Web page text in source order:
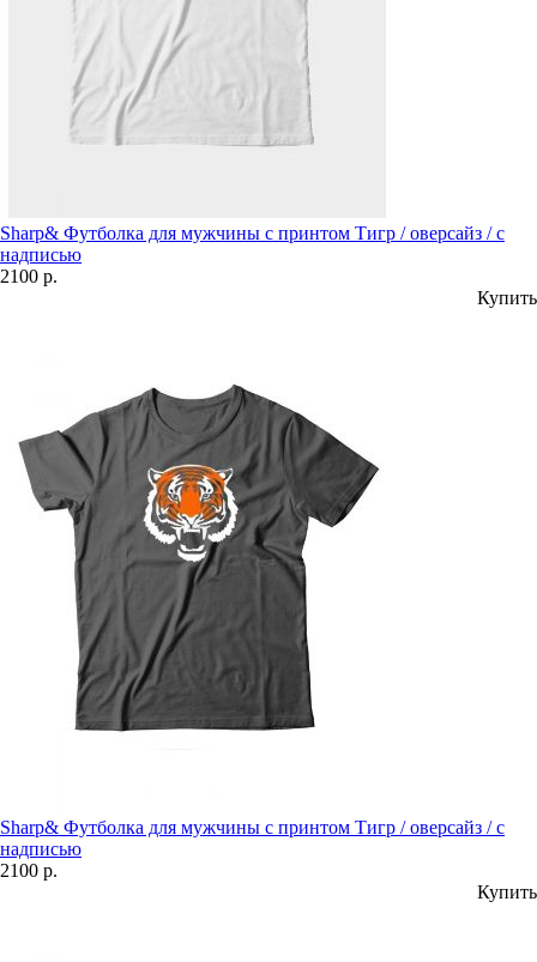
Sharp& Футболка для мужчины с принтом Тигр / оверсайз / с
надписью
2100 р.
Купить
Sharp& Футболка для мужчины с принтом Тигр / оверсайз / с
надписью
2100 р.
Купить